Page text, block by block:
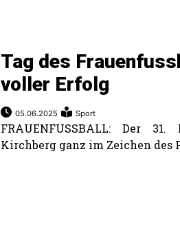
Tag des
voller Erfolg
05.06.2025 Sport
FRAUENFUSSBALL: Der
Kirchberg ganz im Zeichen des